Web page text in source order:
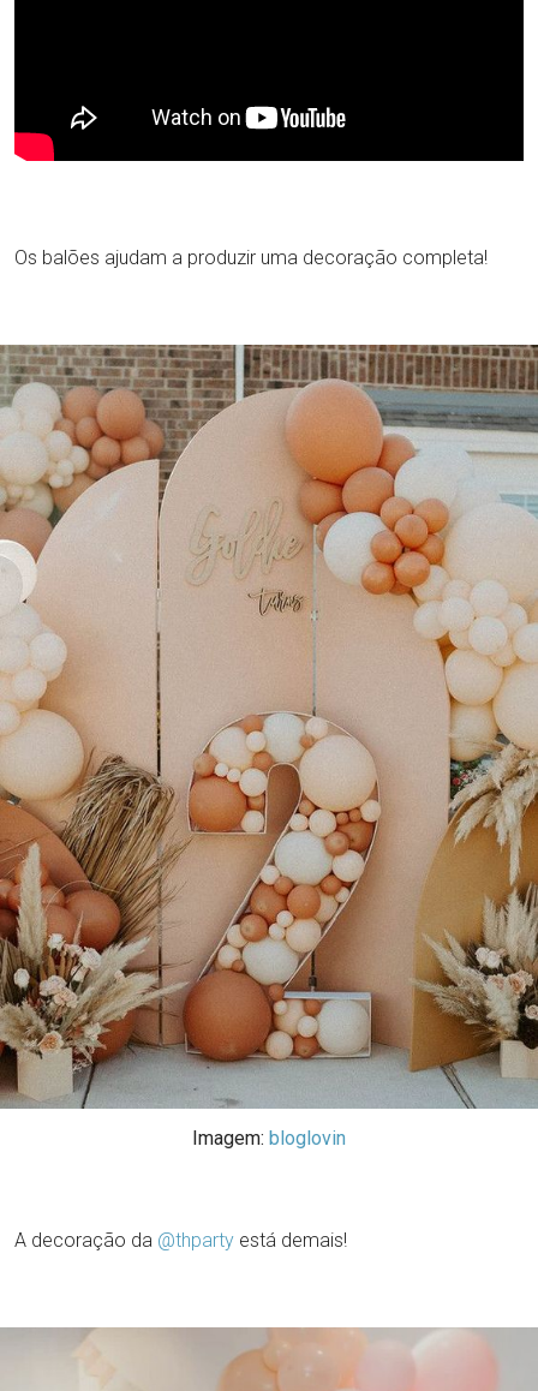
Os balões ajudam a produzir uma decoração completa!
Imagem: bloglovin
A decoração da @thparty está demais!